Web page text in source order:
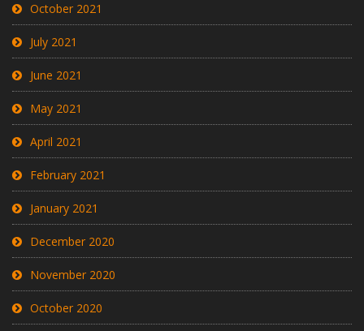
October 2021
July 2021
June 2021
May 2021
April 2021
February 2021
January 2021
December 2020
November 2020
October 2020